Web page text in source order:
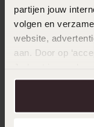
partijen jouw
volgen en
website,
aan. Door op
over in ons
15-05-2024 -
kwaliteit is